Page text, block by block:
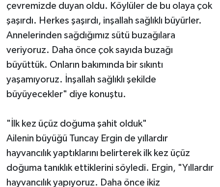
çevremizde duyan oldu. Köylüler de bu olaya çok
şaşırdı. Herkes şaşırdı, inşallah sağlıklı büyürler.
Annelerinden sağdığımız sütü buzağılara
veriyoruz. Daha önce çok sayıda buzağı
büyüttük. Onların bakımında bir sıkıntı
yaşamıyoruz. İnşallah sağlıklı şekilde
büyüyecekler" diye konuştu.
"İlk kez üçüz doğuma şahit olduk"
Ailenin büyüğü Tuncay Ergin de yıllardır
hayvancılık yaptıklarını belirterek ilk kez üçüz
doğuma tanıklık ettiklerini söyledi. Ergin, "Yıllardır
hayvancılık yapıyoruz. Daha önce ikiz